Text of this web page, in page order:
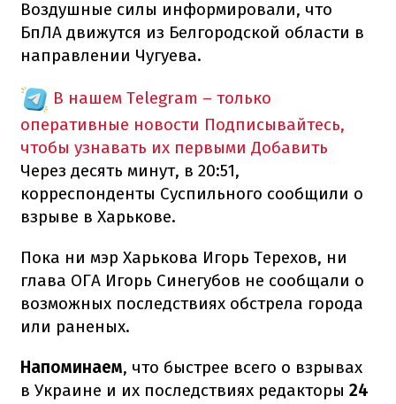
Воздушные силы информировали, что
БпЛА движутся из Белгородской области в
направлении Чугуева.
В нашем Telegram – только
оперативные новости Подписывайтесь,
чтобы узнавать их первыми Добавить
Через десять минут, в 20:51,
корреспонденты Суспильного сообщили о
взрыве в Харькове.
Пока ни мэр Харькова Игорь Терехов, ни
глава ОГА Игорь Синегубов не сообщали о
возможных последствиях обстрела города
или раненых.
Напоминаем, что быстрее всего о взрывах
в Украине и их последствиях редакторы 24